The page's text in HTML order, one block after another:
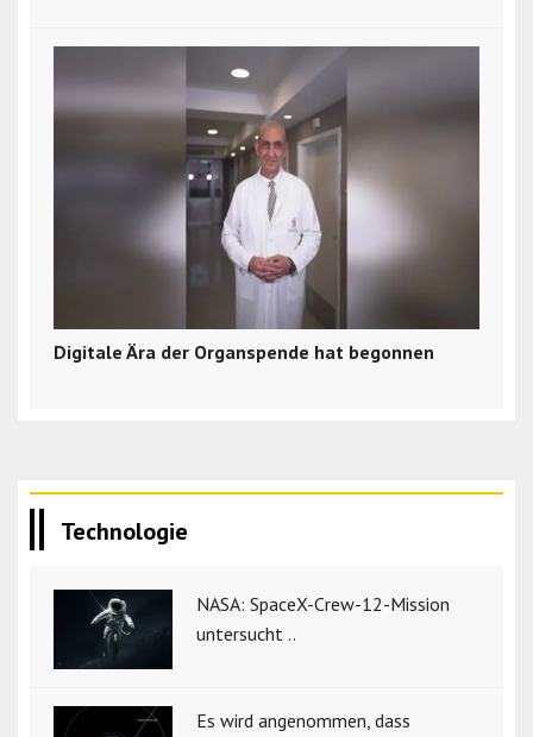
Digitale Ära der Organspende hat begonnen
Technologie
NASA: SpaceX-Crew-12-Mission
untersucht ..
Es wird angenommen, dass